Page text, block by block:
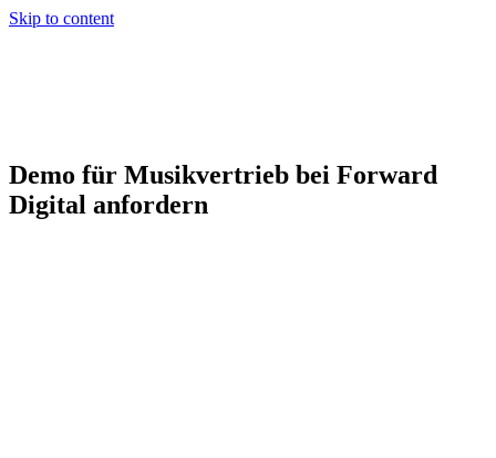
Skip to content
Demo für Musikvertrieb bei Forward
Digital anfordern